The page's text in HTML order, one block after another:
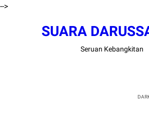
-->
SUARA
Seruan Kebangkitan